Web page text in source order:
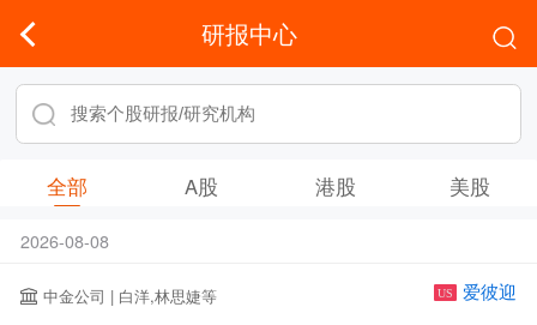
研报中心
全部 A股 港股 美股
2026-08-08
中金公司 | 白洋,林思婕等 US 爱彼迎